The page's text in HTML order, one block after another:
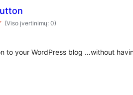
(Viso įvertinimų: 0)
to your WordPress blog …without